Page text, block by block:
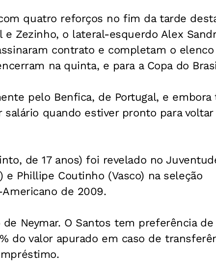
quatro reforços no fim da tarde
Zezinho, o lateral-esquerdo Alex
contrato e completam o elenco
na quinta, e para a Copa do
pelo Benfica, de Portugal, e embora
quando estiver pronto para voltar
de 17 anos) foi revelado no
Phillipe Coutinho (Vasco) na seleção
de 2009.
Neymar. O Santos tem preferência de
do valor apurado em caso de